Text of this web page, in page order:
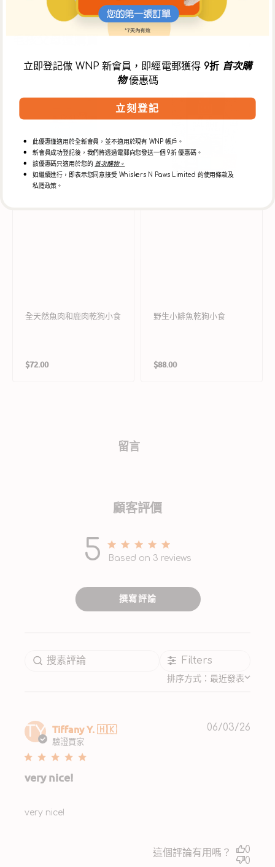
天
魚
和
鹿
肉
乾
全天然魚肉和鹿肉乾狗小食
定
$72.00
野
生
小
鯡
乾
狗
食
野生小鯡魚乾狗小食
定
$88.00
留言
顧客評價
5 5 out of 5 stars 3 total reviews
Based on 3 reviews
撰寫評論
Filters
排序方式： 最近發表
TY Tiffany Y. 🇭🇰
驗證買家
very nice!
very nice!
06/03/26
這個評論有用嗎？
0
0
立即登記做 WNP 新會員，即經電郵獲得 9折 首次購
物優惠碼
立刻登記
此優惠僅適用於全新會員，並不適用於現有 WNP 帳戶。
新會員成功登記後，我們將透過電郵向您發送一個 9折 優惠碼。
該優惠碼只適用於您的 首次購物。
如繼續進行，即表示您同意接受 Whiskers N Paws Limited 的使用條款及
私隱政策。